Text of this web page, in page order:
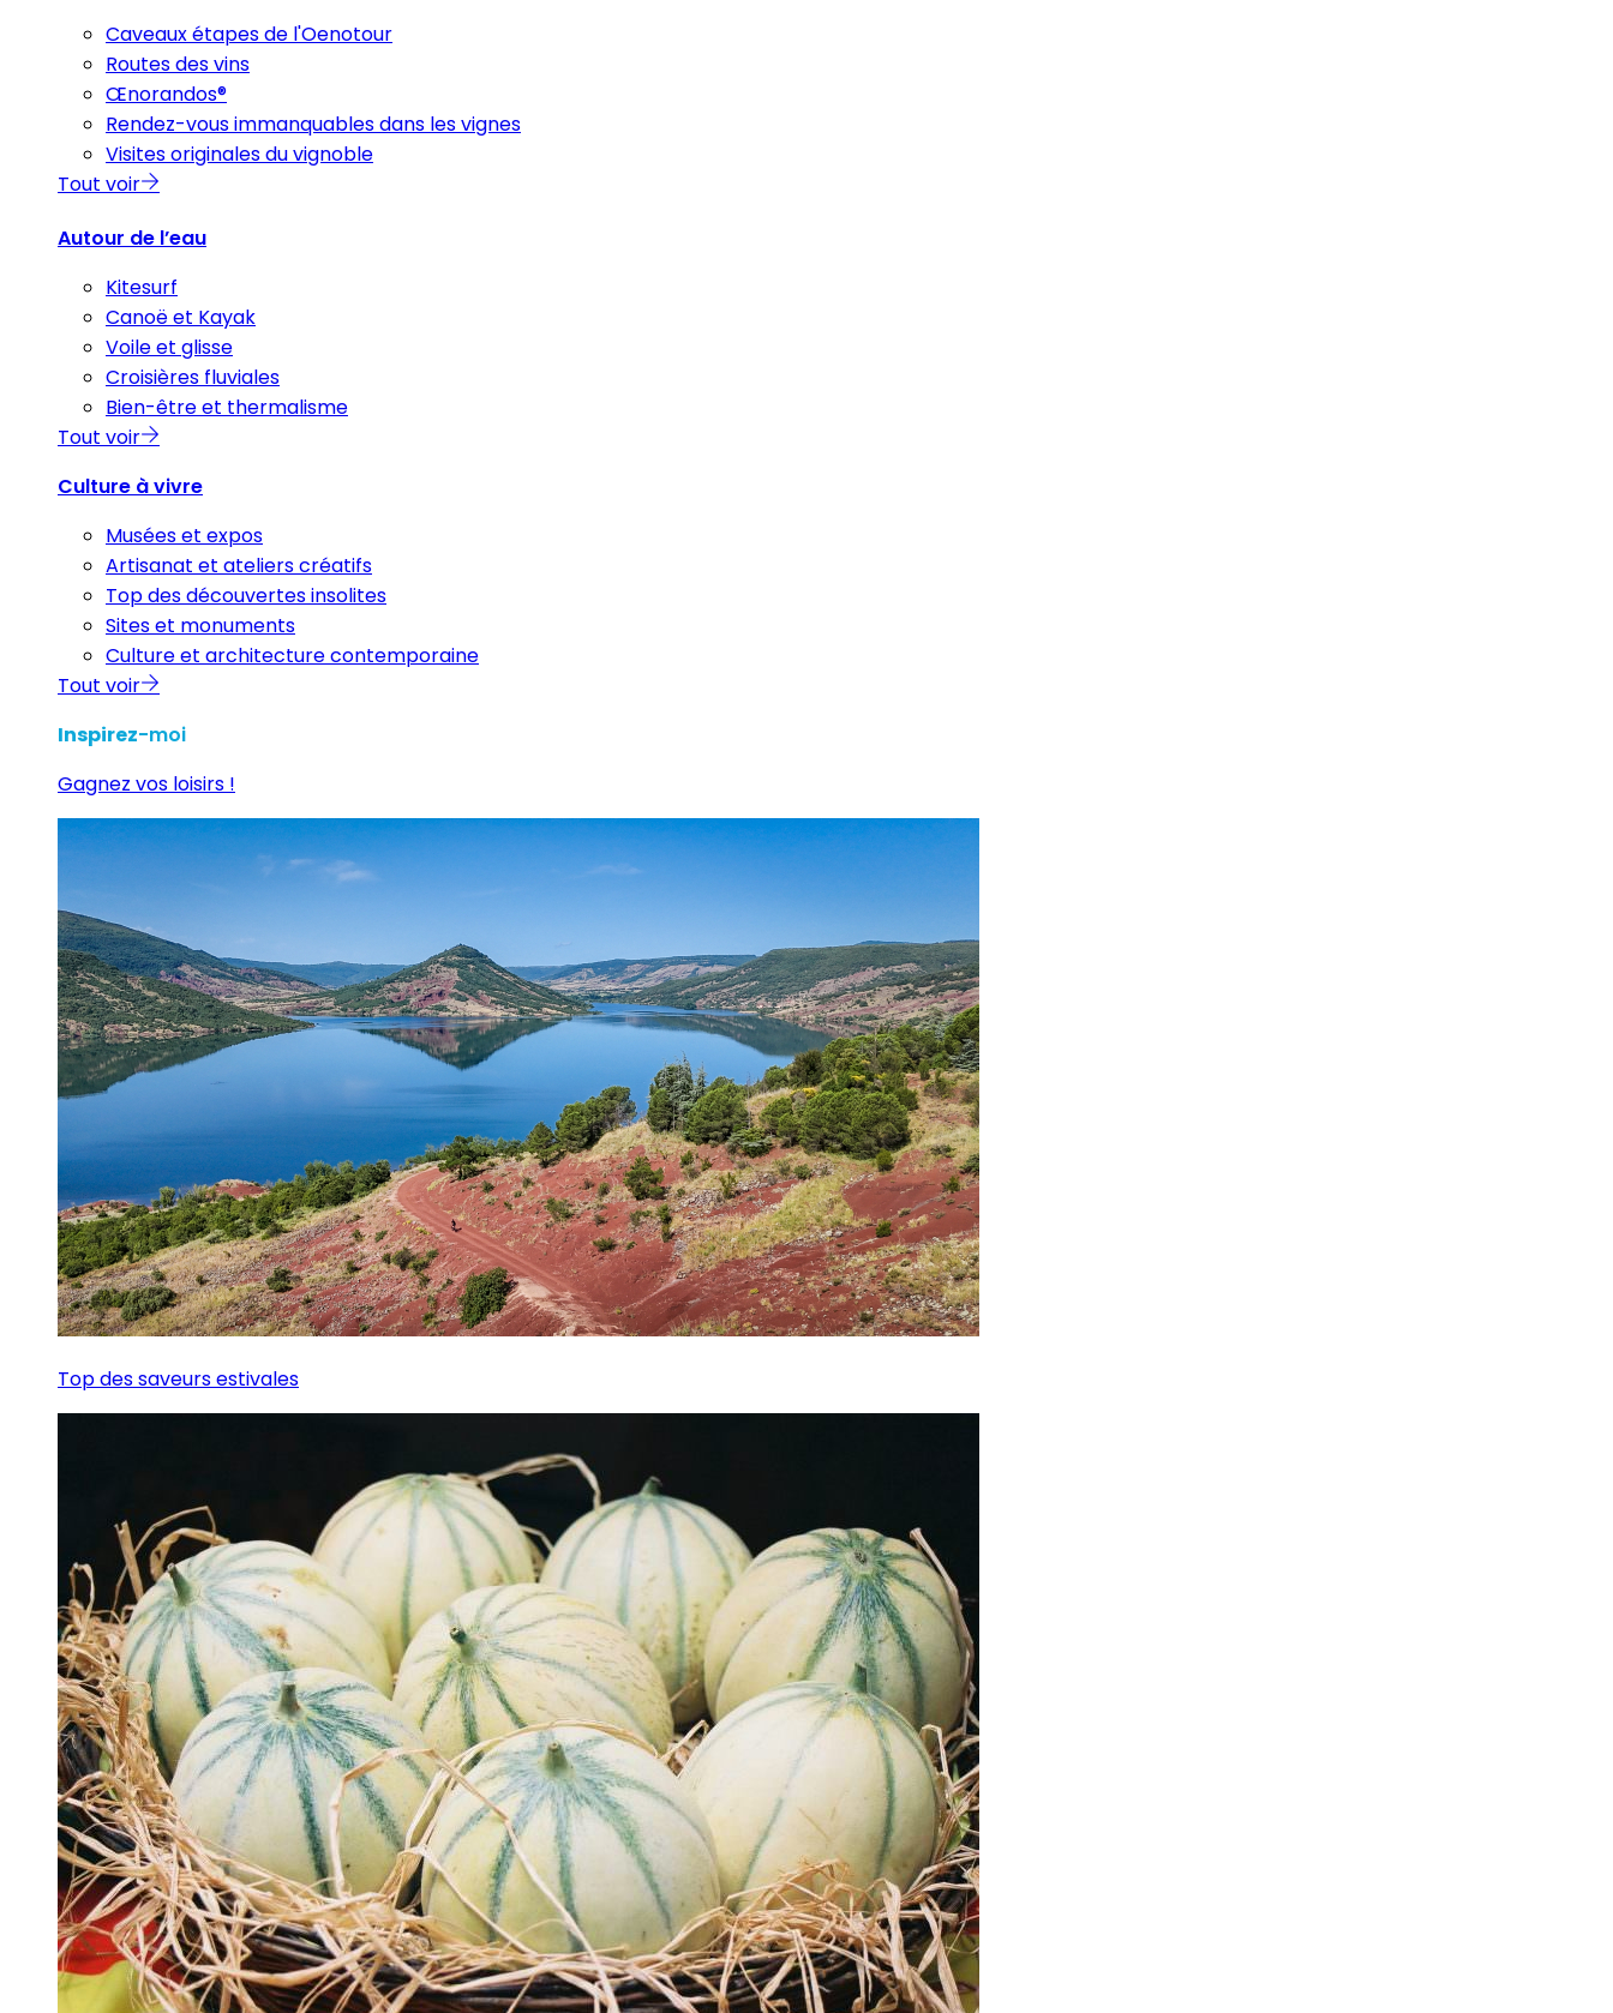
Caveaux étapes de l'Oenotour
Routes des vins
Œnorandos®
Rendez-vous immanquables dans les vignes
Visites originales du vignoble
Tout voir
Autour de l’eau
Kitesurf
Canoë et Kayak
Voile et glisse
Croisières fluviales
Bien-être et thermalisme
Tout voir
Culture à vivre
Musées et expos
Artisanat et ateliers créatifs
Top des découvertes insolites
Sites et monuments
Culture et architecture contemporaine
Tout voir
Inspirez-moi
Gagnez vos loisirs !
Top des saveurs estivales